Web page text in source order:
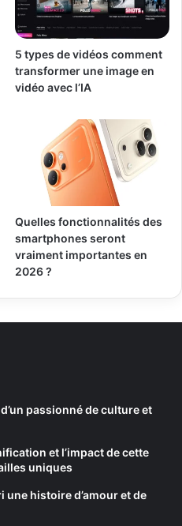
5 types de vidéos comment
transformer une image en
vidéo avec l’IA
Quelles fonctionnalités des
smartphones seront
vraiment importantes en
2026 ?
passionné de culture et
et l’impact de cette
uniques
une histoire d’amour et de